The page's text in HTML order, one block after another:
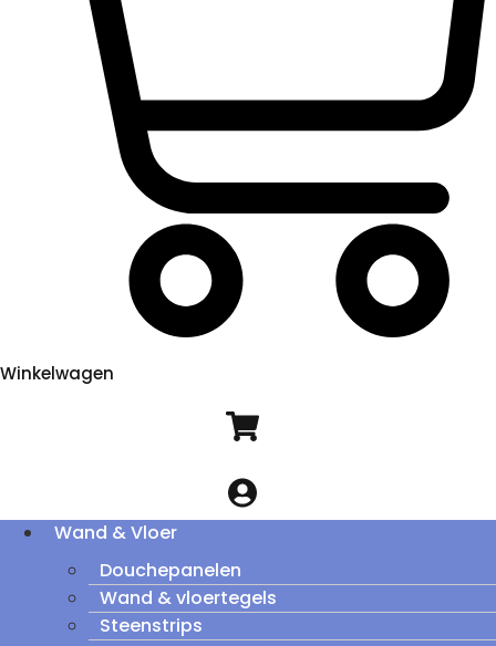
Winkelwagen
Wand & Vloer
Douchepanelen
Wand & vloertegels
Steenstrips